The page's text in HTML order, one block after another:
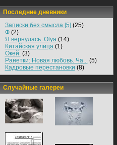
Последние дневники
Записки без смысла [5] (25)
Ф(2)
Я вернулась. Olya(14)
Китайская улица(1)
Окей.(3)
Ранетки: Новая любовь. Ча...(5)
Кадровые перестановки (8)
Случайные галереи